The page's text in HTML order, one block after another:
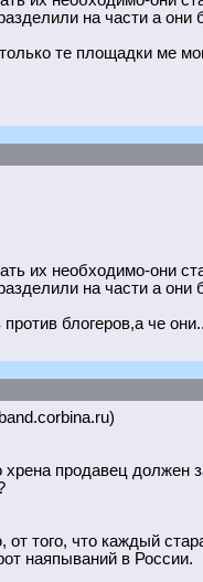
на части а они
те площадки ме
их необходимо-они
на части а они
блогеров,а че
продавец должен
того, что каждый
наяпываний в России.